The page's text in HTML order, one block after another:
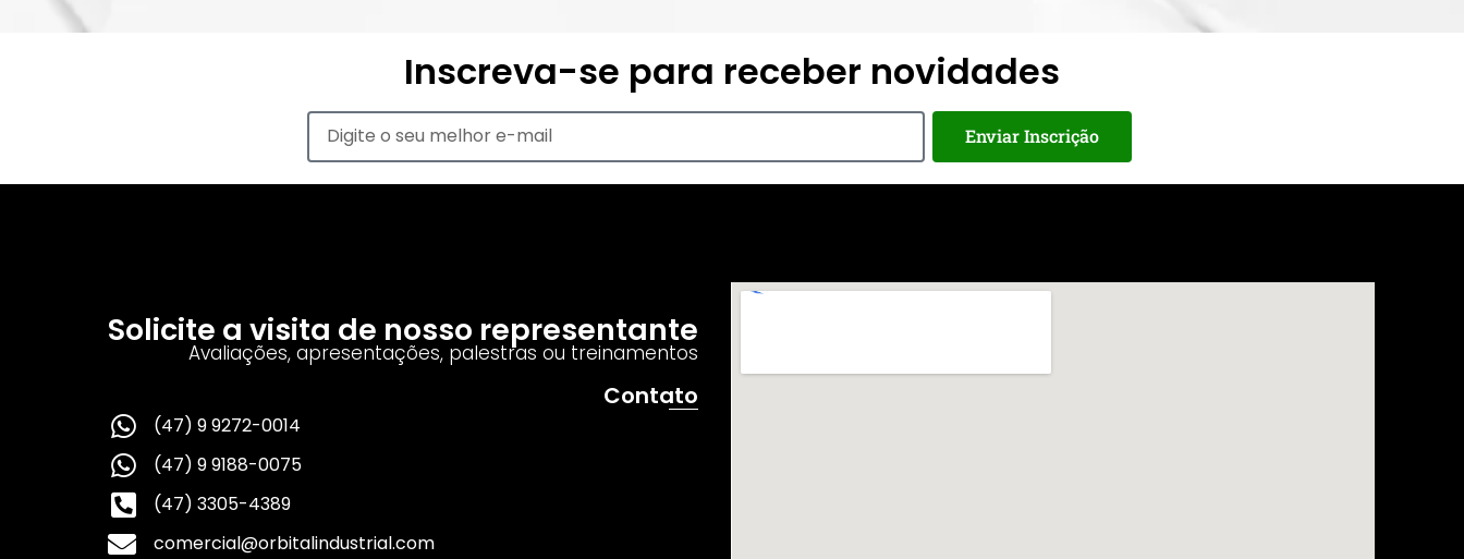
Inscreva-se para receber novidades
Enviar Inscrição
Solicite a visita de nosso representante
Avaliações, apresentações, palestras ou treinamentos
Contato
(47) 9 9272-0014
(47) 9 9188-0075
(47) 3305-4389
comercial@orbitalindustrial.com